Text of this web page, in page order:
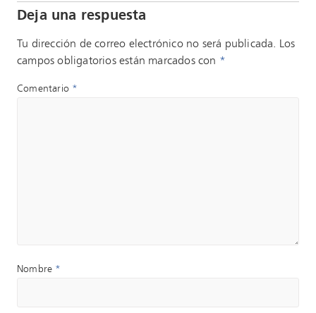
Deja una respuesta
Tu dirección de correo electrónico no será publicada. Los
campos obligatorios están marcados con *
Comentario *
Nombre *